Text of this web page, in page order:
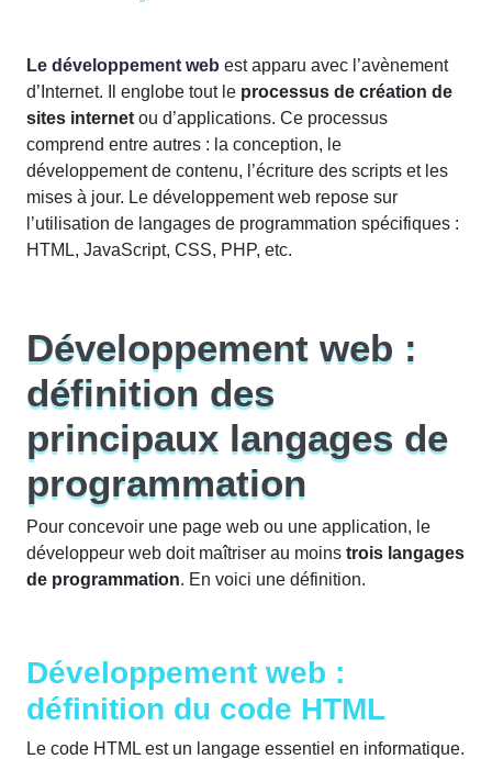
Le développement web est apparu avec l’avènement
d’Internet. Il englobe tout le processus de création de
sites internet ou d’applications. Ce processus
comprend entre autres : la conception, le
développement de contenu, l’écriture des scripts et les
mises à jour. Le développement web repose sur
l’utilisation de langages de programmation spécifiques :
HTML, JavaScript, CSS, PHP, etc.
Développement web :
définition des
principaux langages de
programmation
Pour concevoir une page web ou une application, le
développeur web doit maîtriser au moins trois langages
de programmation. En voici une définition.
Développement web :
définition du code HTML
Le code HTML est un langage essentiel en informatique.